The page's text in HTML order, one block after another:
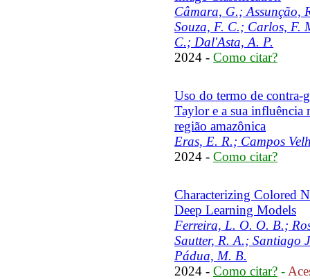
Câmara, G.; Assunção,
Souza, F. C.; Carlos, F.
C.; Dal'Asta, A. P.
2024 - Como citar?
Uso do termo de contra-
Taylor e a sua influência
região amazônica
Eras, E. R.; Campos
2024 - Como citar?
Characterizing Colored
Deep Learning Models
Ferreira, L. O. O. B.;
Sautter, R. A.; Santiago
Pádua, M. B.
2024 - Como citar? -